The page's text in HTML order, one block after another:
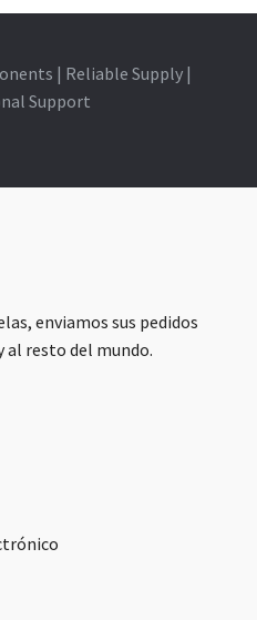
| Reliable Supply |
Support
enviamos sus pedidos
al resto del mundo.